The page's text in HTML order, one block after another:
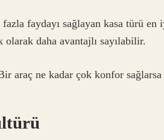
faydayı sağlayan kasa türü en
olarak daha avantajlı sayılabilir.
araç ne kadar çok konfor sağlarsa